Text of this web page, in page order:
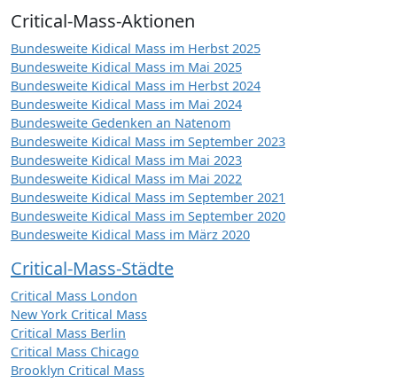
Critical-Mass-Aktionen
Bundesweite Kidical Mass im Herbst 2025
Bundesweite Kidical Mass im Mai 2025
Bundesweite Kidical Mass im Herbst 2024
Bundesweite Kidical Mass im Mai 2024
Bundesweite Gedenken an Natenom
Bundesweite Kidical Mass im September 2023
Bundesweite Kidical Mass im Mai 2023
Bundesweite Kidical Mass im Mai 2022
Bundesweite Kidical Mass im September 2021
Bundesweite Kidical Mass im September 2020
Bundesweite Kidical Mass im März 2020
Critical-Mass-Städte
Critical Mass London
New York Critical Mass
Critical Mass Berlin
Critical Mass Chicago
Brooklyn Critical Mass